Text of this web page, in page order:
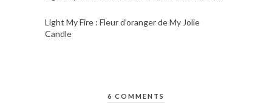
Light My Fire : Fleur d’oranger de My Jolie
Candle
6 COMMENTS